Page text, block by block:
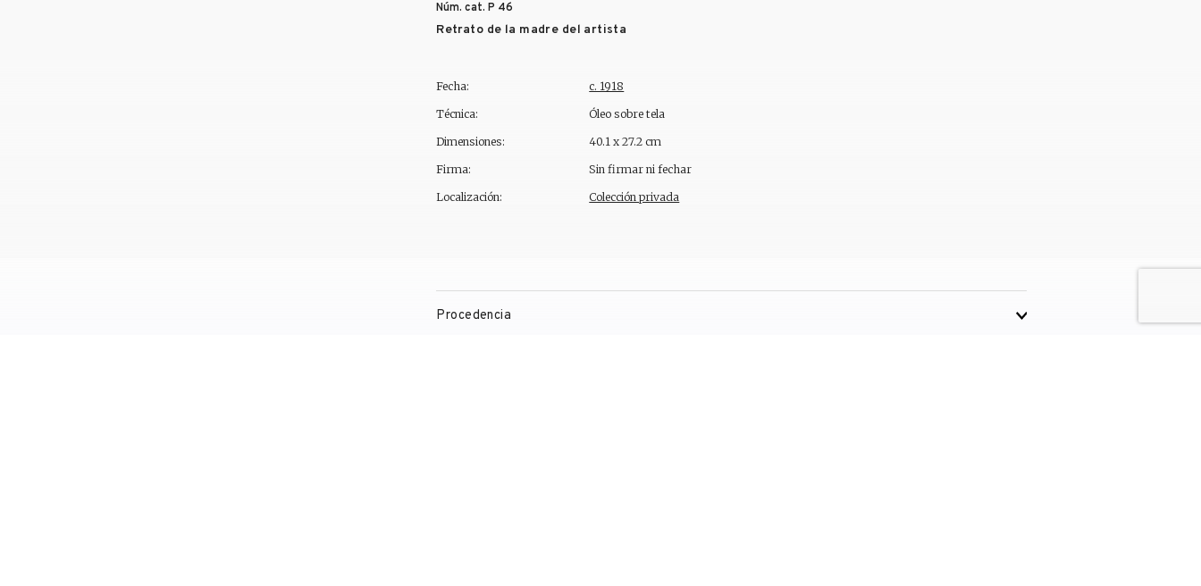
Núm. cat. P 46
Retrato de la madre del artista
Fecha: c. 1918
Técnica: Óleo sobre tela
Dimensiones: 40.1 x 27.2 cm
Firma: Sin firmar ni fechar
Localización: Colección privada
Procedencia